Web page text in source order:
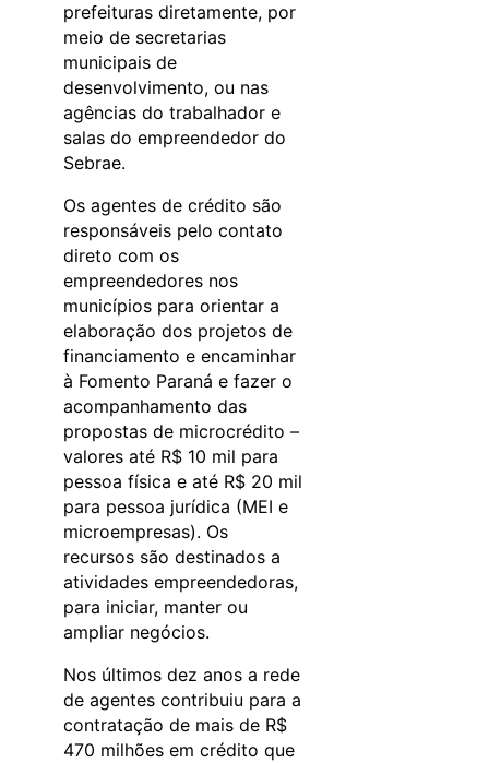
prefeituras diretamente, por
meio de secretarias
municipais de
desenvolvimento, ou nas
agências do trabalhador e
salas do empreendedor do
Sebrae.
Os agentes de crédito são
responsáveis pelo contato
direto com os
empreendedores nos
municípios para orientar a
elaboração dos projetos de
financiamento e encaminhar
à Fomento Paraná e fazer o
acompanhamento das
propostas de microcrédito –
valores até R$ 10 mil para
pessoa física e até R$ 20 mil
para pessoa jurídica (MEI e
microempresas). Os
recursos são destinados a
atividades empreendedoras,
para iniciar, manter ou
ampliar negócios.
Nos últimos dez anos a rede
de agentes contribuiu para a
contratação de mais de R$
470 milhões em crédito que